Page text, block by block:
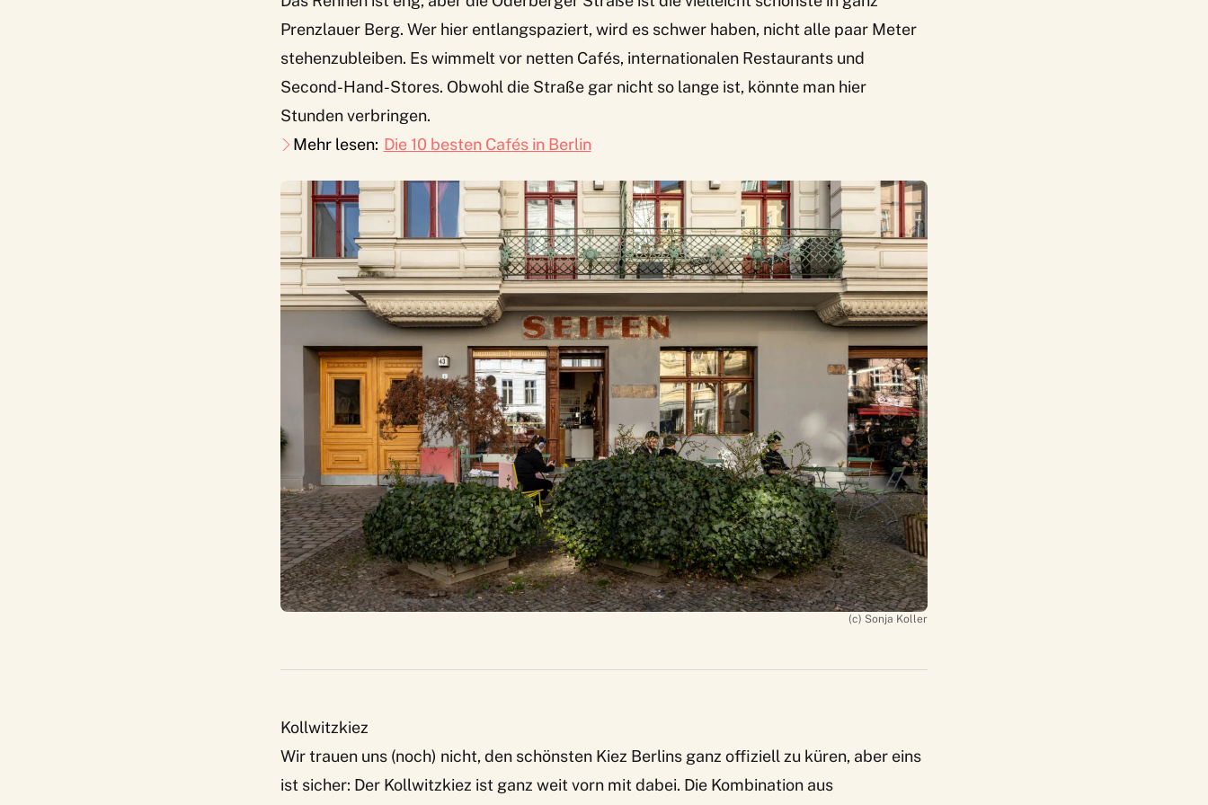
Prenzlauer Berg. Wer hier entlangspaziert, wird es schwer haben, nicht alle paar Meter
stehenzubleiben. Es wimmelt vor netten Cafés, internationalen Restaurants und
Second-Hand-Stores. Obwohl die Straße gar nicht so lange ist, könnte man hier
Stunden verbringen.
Mehr lesen: Die 10 besten Cafés in Berlin
(c) Sonja Koller
Kollwitzkiez
Wir trauen uns (noch) nicht, den schönsten Kiez Berlins ganz offiziell zu küren, aber eins
ist sicher: Der Kollwitzkiez ist ganz weit vorn mit dabei. Die Kombination aus